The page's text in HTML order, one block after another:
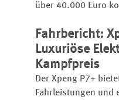
über 40.000 Euro
Fahrbericht:
Luxuriöse
Kampfpreis
Der Xpeng P7+
Fahrleistungen und